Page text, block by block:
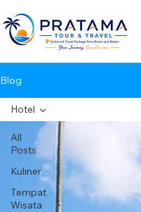
Blog
All
Posts
Kuliner
Tempat
Wisata
Hotel